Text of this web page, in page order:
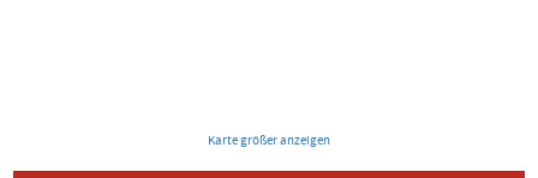
Karte größer anzeigen